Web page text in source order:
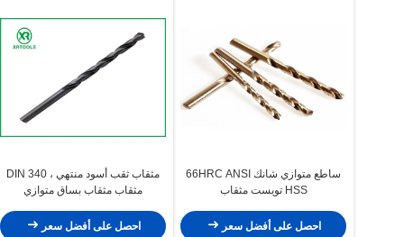
ساطع متوازي شانك 66HRC ANSI
HSS تويست مثقاب
احصل على أفضل سعر
مثقاب ثقب أسود منتهي ، DIN 340
مثقاب مثقاب بساق متوازي
احصل على أفضل سعر